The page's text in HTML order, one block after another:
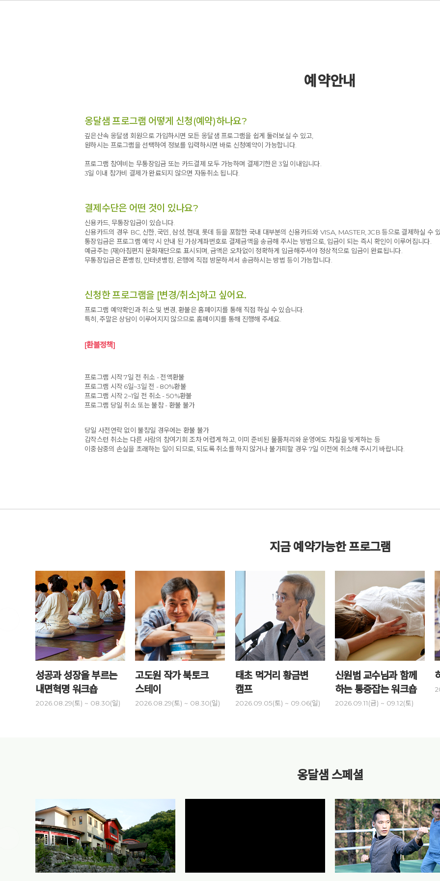
예약안내
옹달샘 프로그램 어떻게 신청(예약)하나요?
깊은산속 옹달샘 회원으로 가입하시면 모든 옹달샘 프로그램을 쉽게 둘러보실 수 있고,
원하시는 프로그램을 선택하여 정보를 입력하시면 바로 신청예약이 가능합니다.
프로그램 참여비는 무통장입금 또는 카드결제 모두 가능하며 결제기한은 3일 이내입니다.
3일 이내 참가비 결제가 완료되지 않으면 자동취소 됩니다.
결제수단은 어떤 것이 있나요?
신용카드, 무통장입금이 있습니다.
신용카드의 경우 BC, 신한, 국민, 삼성, 현대, 롯데 등을 포함한 국내 대부분의 신용카드와 VISA, MASTER, JCB 등으로 결제하실 수
통장입금은 프로그램 예약 시 안내 된 가상계좌번호로 결제금액을 송금해 주시는 방법으로, 입금이 되는 즉시 확인이 이루어집니다.
예금주는 (재)아침편지 문화재단으로 표시되며, 금액은 오차없이 정확하게 입금해주셔야 정상적으로 입금이 완료됩니다.
무통장입금은 폰뱅킹, 인터넷뱅킹, 은행에 직접 방문하셔서 송금하시는 방법 등이 가능합니다.
신청한 프로그램을 [변경/취소]하고 싶어요.
프로그램 예약확인과 취소 및 변경, 환불은 홈페이지를 통해 직접 하실 수 있습니다.
특히, 주말은 상담이 이루어지지 않으므로 홈페이지를 통해 진행해 주세요.
[환불정책]
프로그램 시작 7일 전 취소 - 전액환불
프로그램 시작 6일~3일 전 - 80%환불
프로그램 시작 2~1일 전 취소 - 50%환불
프로그램 당일 취소 또는 불참 - 환불 불가
당일 사전연락 없이 불참일 경우에는 환불 불가
갑작스런 취소는 다른 사람의 참여기회 조차 어렵게 하고, 이미 준비된 물품처리와 운영에도 차질을 빚게하는 등
이중삼중의 손실을 초래하는 일이 되므로, 되도록 취소를 하지 않거나 불가피할 경우 7일 이전에 취소해 주시기 바랍니다.
지금 예약가능한 프로그램
성공과 성장을 부르는
내면혁명 워크숍
2026.08.29(토) ~ 08.30(일)
고도원 작가 북토크
스테이
2026.08.29(토) ~ 08.30(일)
태초 먹거리 황금변
캠프
2026.09.05(토) ~ 09.06(일)
신원범 교수님과 함께
하는 통증잡는 워크숍
2026.09.11(금) ~ 09.12(토)
옹달샘 스페셜